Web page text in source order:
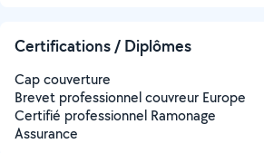
Certifications / Diplômes
Cap couverture
Brevet professionnel couvreur Europe
Certifié professionnel Ramonage
Assurance